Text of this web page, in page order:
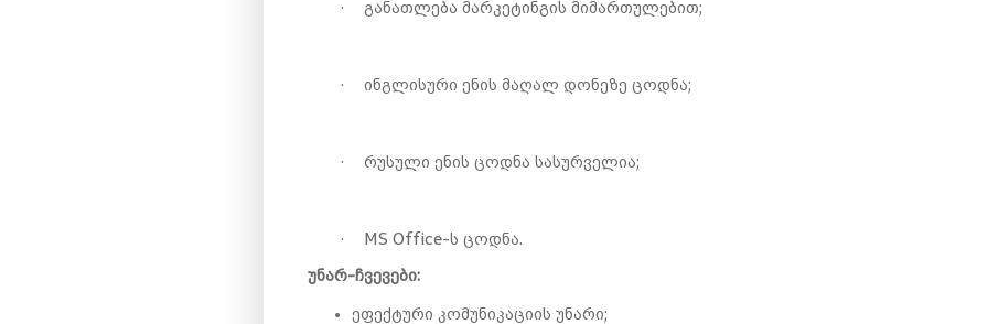
·
განათლება მარკეტინგის მიმართულებით;
· ინგლისური ენის მაღალ დონეზე ცოდნა;
· რუსული ენის ცოდნა სასურველია;
· MS Office-ს ცოდნა.
უნარ-ჩვევები:
ეფექტური კომუნიკაციის უნარი;